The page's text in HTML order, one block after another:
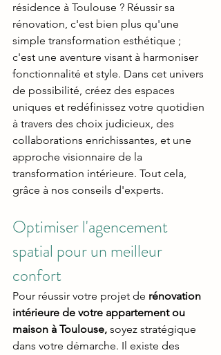
résidence à Toulouse ? Réussir sa
rénovation, c'est bien plus qu'une
simple transformation esthétique ;
c'est une aventure visant à harmoniser
fonctionnalité et style. Dans cet univers
de possibilité, créez des espaces
uniques et redéfinissez votre quotidien
à travers des choix judicieux, des
collaborations enrichissantes, et une
approche visionnaire de la
transformation intérieure. Tout cela,
grâce à nos conseils d'experts.
Optimiser l'agencement
spatial pour un meilleur
confort
Pour réussir votre projet de rénovation
intérieure de votre appartement ou
maison à Toulouse, soyez stratégique
dans votre démarche. Il existe des